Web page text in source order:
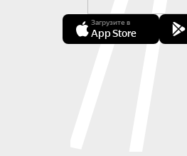
Загрузите в
App Store